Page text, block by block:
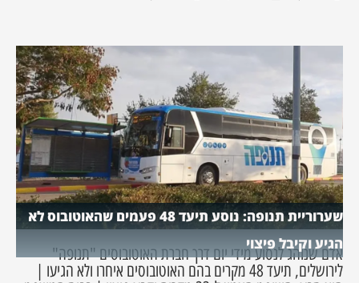
שערוריית תנופה: נוסע תיעד 48 פעמים שהאוטובוס לא
הגיע וקיבל פיצוי
אדם שנוהג לנסוע מידי יום דרך חברת האוטובוסים "תנופה"
לירושלים, תיעד 48 מקרים בהם האוטובוסים איחרו ולא הגיעו |